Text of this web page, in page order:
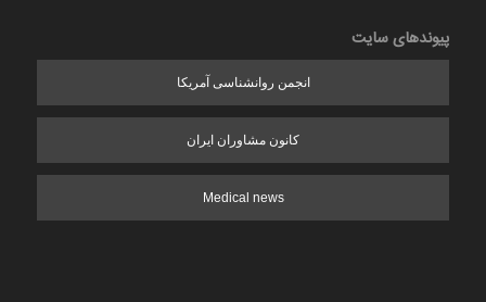
پیوندهای سایت
انجمن روانشناسی آمریکا
کانون مشاوران ایران
Medical news